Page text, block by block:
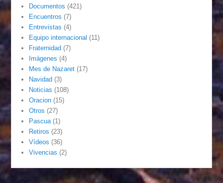
Documentos (421)
Encuentros (7)
Entrevistas (4)
Equipo internacional (11)
Fraternidad (7)
Imágenes (4)
Mes de Nazaret (17)
Navidad (3)
Noticias (108)
Oracion (15)
Otros (27)
Pascua (1)
Retiros (23)
Vídeos (36)
Vivencias (2)